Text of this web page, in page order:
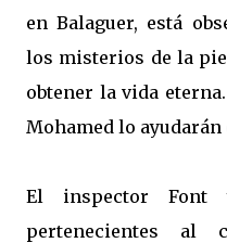
en Balaguer, está
los misterios de la
obtener la vida
Mohamed lo
El inspector Font
pertenecientes al